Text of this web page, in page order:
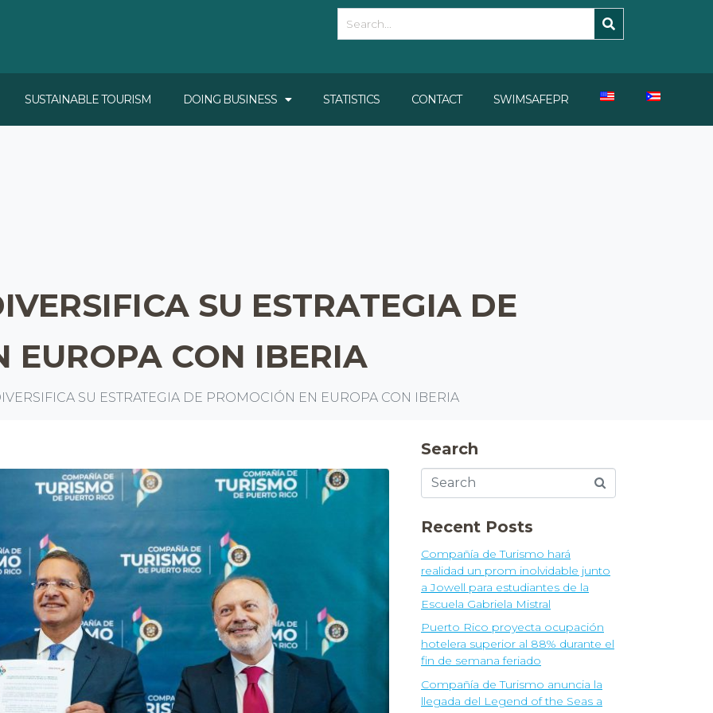
SUSTAINABLE TOURISM DOING BUSINESS STATISTICS CONTACT SWIMSAFEPR
SU ESTRATEGIA DE
EUROPA CON IBERIA
SU ESTRATEGIA DE PROMOCIÓN EN EUROPA CON IBERIA
Search
Recent Posts
Compañía de Turismo hará
realidad un prom inolvidable junto
a Jowell para estudiantes de la
Escuela Gabriela Mistral
Puerto Rico proyecta ocupación
hotelera superior al 88% durante el
fin de semana feriado
Compañía de Turismo anuncia la
llegada del Legend of the Seas a